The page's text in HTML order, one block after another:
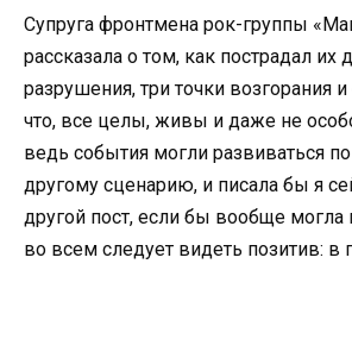
Супруга фронтмена рок-группы
рассказала о том, как пострадал их
разрушения, три точки возгорания
что, все целы, живы и даже не
ведь события могли развиваться
другому сценарию, и писала бы я
другой пост, если бы вообще могла
во всем следует видеть позитив: в